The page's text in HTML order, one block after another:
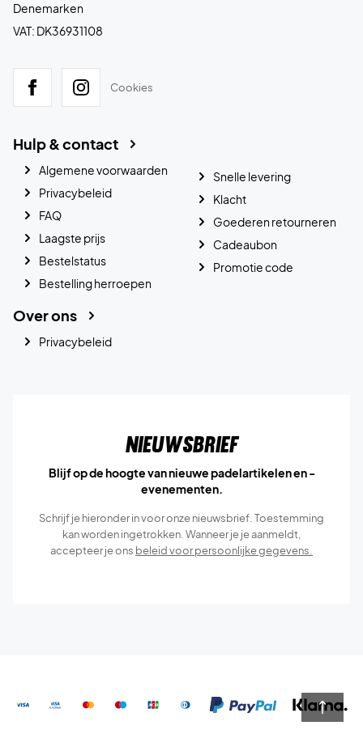
Denemarken
VAT: DK36931108
Cookies
Hulp & contact
Algemene voorwaarden
Privacybeleid
FAQ
Laagste prijs
Bestelstatus
Bestelling herroepen
Snelle levering
Klacht
Goederen retourneren
Cadeaubon
Promotie code
Over ons
Privacybeleid
Nieuwsbrief
Blijf op de hoogte van nieuwe padelartikelen en -
evenementen.
Schrijf je hieronder in voor onze nieuwsbrief. Toestemming
kan worden ingetrokken. Wanneer je je aanmeldt,
accepteer je ons beleid voor persoonlijke gegevens.